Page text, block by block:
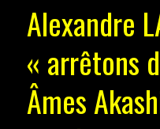
Alexandre
« arrêtons
Âmes